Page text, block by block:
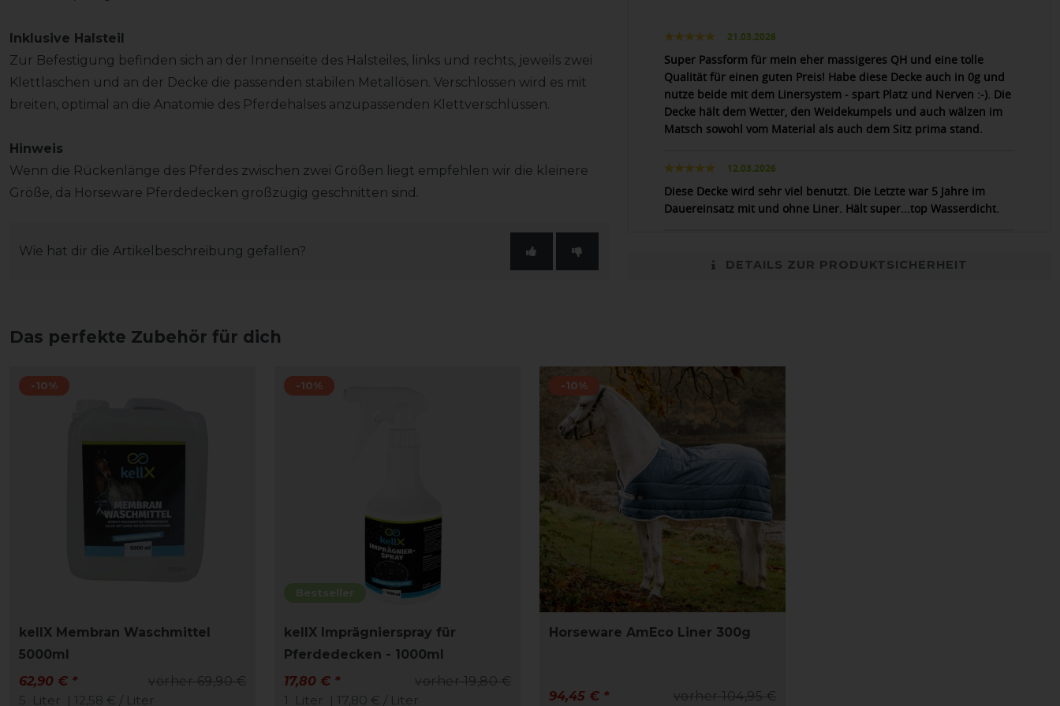
Inklusive Halsteil
Zur Befestigung befinden sich an der Innenseite des Halsteiles, links und rechts, jeweils zwei
Klettlaschen und an der Decke die passenden stabilen Metallösen. Verschlossen wird es mit
breiten, optimal an die Anatomie des Pferdehalses anzupassenden Klettverschlüssen.
Hinweis
Wenn die Rückenlänge des Pferdes zwischen zwei Größen liegt empfehlen wir die kleinere
Größe, da Horseware Pferdedecken großzügig geschnitten sind.
Wie hat dir die Artikelbeschreibung gefallen?
21.03.2026
Super Passform für mein eher massigeres QH und eine tolle
Qualität für einen guten Preis! Habe diese Decke auch in 0g und
nutze beide mit dem Linersystem - spart Platz und Nerven :-). Die
Decke hält dem Wetter, den Weidekumpels und auch wälzen im
Matsch sowohl vom Material als auch dem Sitz prima stand.
12.03.2026
Diese Decke wird sehr viel benutzt. Die Letzte war 5 Jahre im
Dauereinsatz mit und ohne Liner. Hält super...top Wasserdicht.
DETAILS ZUR PRODUKTSICHERHEIT
Das perfekte Zubehör für dich
-10%
kellX Membran Waschmittel
5000ml
vorher 69,90 €
62,90 € *
5 Liter | 12,58 € / Liter
Bestseller
-10%
kellX Imprägnierspray für
Pferdedecken - 1000ml
vorher 19,80 €
17,80 € *
1
Liter | 17,80 € / Liter
-10%
Horseware AmEco Liner 300g
vorher 104,95 €
94,45 € *